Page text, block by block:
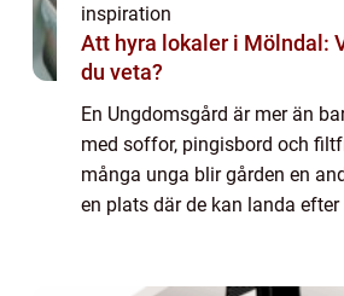
inspiration
Att hyra lokaler i Mölndal:
du veta?
En Ungdomsgård är mer än
med soffor, pingisbord och
många unga blir gården en
en plats där de kan landa